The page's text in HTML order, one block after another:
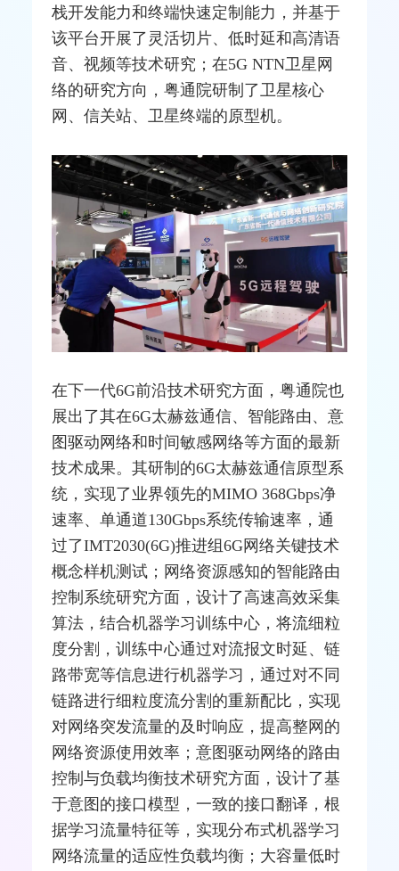
栈开发能力和终端快速定制能力，并基于
该平台开展了灵活切片、低时延和高清语
音、视频等技术研究；在5G NTN卫星网
络的研究方向，粤通院研制了卫星核心
网、信关站、卫星终端的原型机。
在下一代6G前沿技术研究方面，粤通院也
展出了其在6G太赫兹通信、智能路由、意
图驱动网络和时间敏感网络等方面的最新
技术成果。其研制的6G太赫兹通信原型系
统，实现了业界领先的MIMO 368Gbps净
速率、单通道130Gbps系统传输速率，通
过了IMT2030(6G)推进组6G网络关键技术
概念样机测试 ；网络资源感知的智能路由
控制系统研究方面，设计了高速高效采集
算法，结合机器学习训练中心，将流细粒
度分割，训练中心通过对流报文时延、链
路带宽等信息进行机器学习，通过对不同
链路进行细粒度流分割的重新配比，实现
对网络突发流量的及时响应，提高整网的
网络资源使用效率；意图驱动网络的路由
控制与负载均衡技术研究方面，设计了基
于意图的接口模型，一致的接口翻译，根
据学习流量特征等，实现分布式机器学习
网络流量的适应性负载均衡；大容量低时